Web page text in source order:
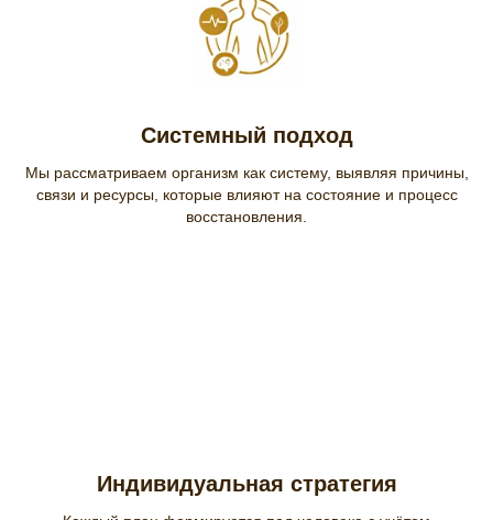
Системный подход
Мы рассматриваем организм как систему, выявляя причины,
связи и ресурсы, которые влияют на состояние и процесс
восстановления.
Индивидуальная стратегия